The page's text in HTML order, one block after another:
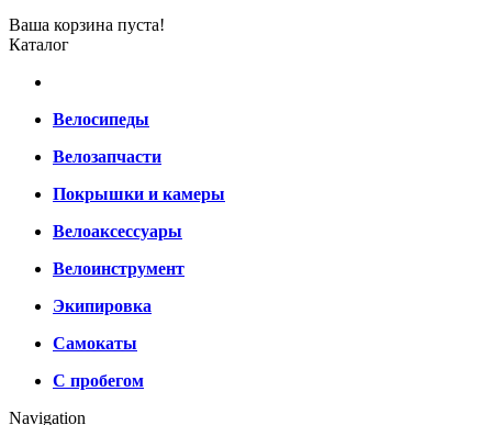
Ваша корзина пуста!
Каталог
Велосипеды
Велозапчасти
Покрышки и камеры
Велоаксессуары
Велоинструмент
Экипировка
Самокаты
С пробегом
Navigation